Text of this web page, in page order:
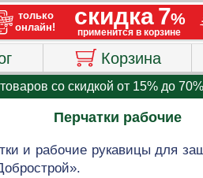
Корзина
со скидкой от 15% до 70%
Перчатки рабочие
и рабочие рукавицы для